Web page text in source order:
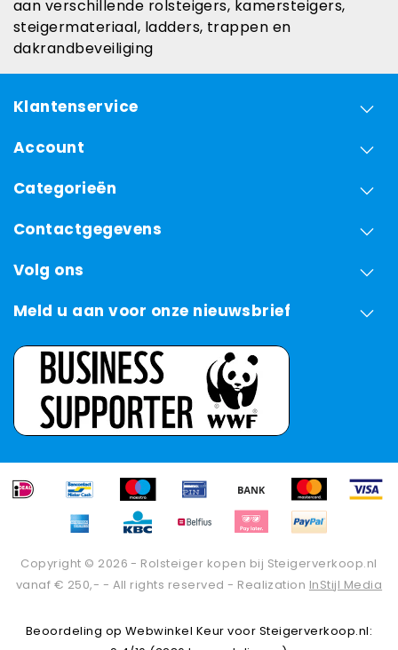
aan verschillende rolsteigers, kamersteigers,
steigermateriaal, ladders, trappen en
dakrandbeveiliging
Klantenservice
Account
Categorieën
Contactgegevens
Volg ons
Meld u aan voor onze nieuwsbrief
Copyright © 2026 - Rolsteiger kopen bij Steigerverkoop.nl
vanaf € 250,- - All rights reserved - Realization InStijl Media
Beoordeling op Webwinkel Keur voor Steigerverkoop.nl: